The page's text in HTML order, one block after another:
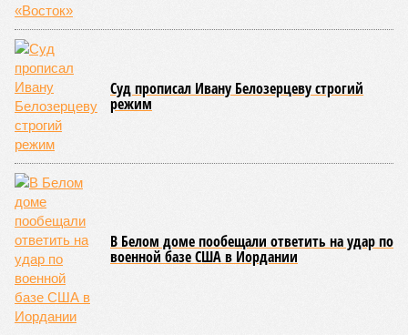
раскрыла методику его калькуляции, то есть, получается,
заключённый в 2008 году между Арменией и ОАО «РЖД»
концессионный договор, согласно которому российская
компания получила в управление «железку» республики до
2038-го, вероятно, вовсе не предусматривает такой
постановки вопроса.
Неудивительно, что гендиректор РЖД
реагируя на словесные интервенции Пашиняна, выступил
со словно растерянно-обиженным комментарием. И,
кажется, стало только хуже. Как отметил менеджер, ЮКЖД
и РЖД«последовательно и в полном объёме исполняют
взятые на себя обязательства в рамках концессионного
договора от 2008 года». «Концессия дала Армении
современную железную дорогу, при этом освободив
бюджет республики от затрат на её восстановление и
содержание. Дивиденды акционеру никогда не